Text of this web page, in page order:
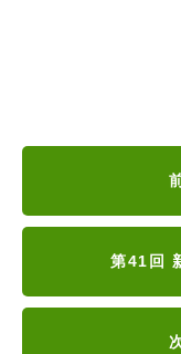
第41回